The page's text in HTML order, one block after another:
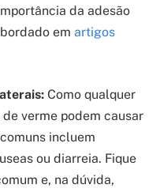
da adesão
em artigos
Como qualquer
verme podem causar
incluem
ou diarreia. Fique
e, na dúvida,